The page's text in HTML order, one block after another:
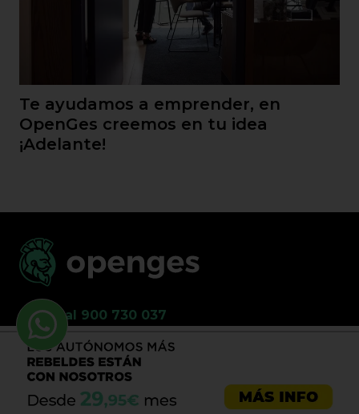
Te ayudamos a emprender, en
OpenGes creemos en tu idea
¡Adelante!
Llama al 900 730 037
Asesoría emprendedores